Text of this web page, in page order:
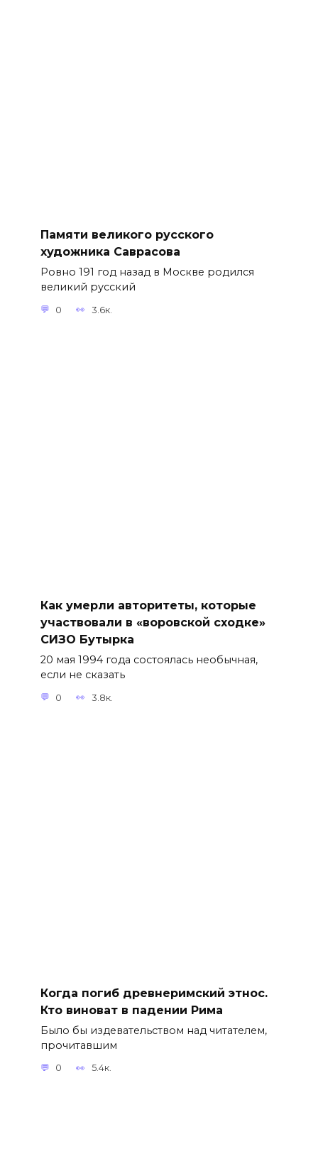
Памяти великого русского
художника Саврасова
Ровно 191 год назад в Москве родился
великий русский
0 3.6к.
Как умерли авторитеты, которые
участвовали в «воровской сходке»
СИЗО Бутырка
20 мая 1994 года состоялась необычная,
если не сказать
0 3.8к.
Когда погиб древнеримский этнос.
Кто виноват в падении Рима
Было бы издевательством над читателем,
прочитавшим
0 5.4к.